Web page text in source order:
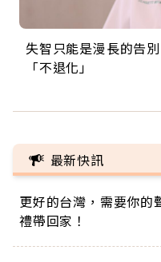
失智只能是漫長的告
「不退化」
來自剛果的巧克力神
的家，我連作夢都講台
63歲卸矽谷副總、搬
丑」走進安養院，逗
104歲打破金氏世界
手，分享長壽的秘密
事業巔峰他選擇追夢
巨蛋！連CNN都大讚！
最新快訊
更好的台灣，需要你的
禮帶回家！